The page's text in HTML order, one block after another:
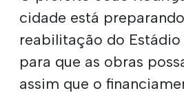
cidade está
reabilitação do Estádio
para que as obras
assim que o